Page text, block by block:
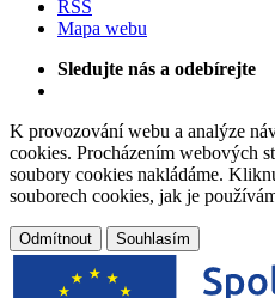
RSS
Mapa webu
Sledujte nás a odebírejte
K provozování webu a analýze
cookies. Procházením webových
soubory cookies nakládáme.
souborech cookies, jak je
Odmítnout Souhlasím